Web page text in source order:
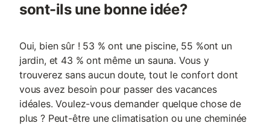
sont-ils une bonne idée?
Oui, bien sûr ! 53 % ont une piscine, 55 %ont un
jardin, et 43 % ont même un sauna. Vous y
trouverez sans aucun doute, tout le confort dont
vous avez besoin pour passer des vacances
idéales. Voulez-vous demander quelque chose de
plus ? Peut-être une climatisation ou une cheminée